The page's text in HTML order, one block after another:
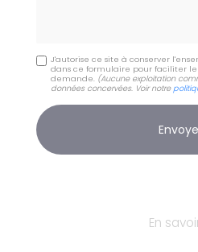
J'autorise ce site à conserver
dans ce formulaire pour faciliter
demande. (Aucune exploitation
données concervées. Voir notre
En